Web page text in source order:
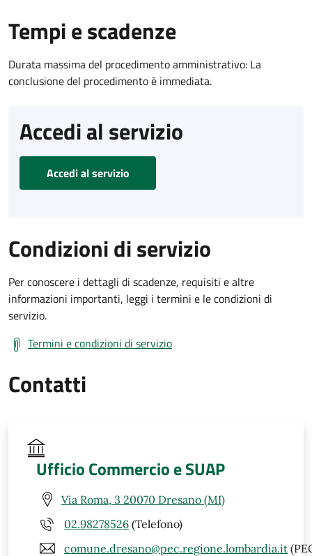
Tempi e scadenze
Durata massima del procedimento amministrativo: La
conclusione del procedimento è immediata.
Accedi al servizio
Accedi al servizio
Condizioni di servizio
Per conoscere i dettagli di scadenze, requisiti e altre
informazioni importanti, leggi i termini e le condizioni di
servizio.
Termini e condizioni di servizio
Contatti
Ufficio Commercio e SUAP
Via Roma, 3 20070 Dresano (MI)
02.98278526 (Telefono)
comune.dresano@pec.regione.lombardia.it